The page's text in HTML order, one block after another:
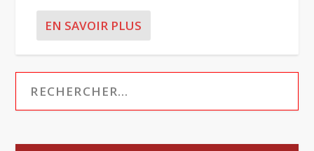
EN SAVOIR PLUS